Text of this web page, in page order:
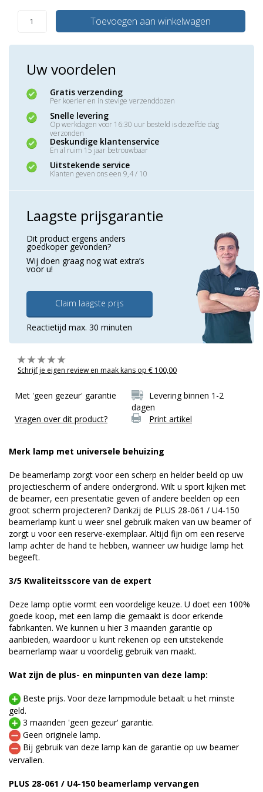
Toevoegen aan winkelwagen
Uw voordelen
Gratis verzending
Per koerier en in stevige verzenddozen
Snelle levering
Op werkdagen voor 16:30 uur besteld is dezelfde dag
verzonden
Deskundige klantenservice
En al ruim 15 jaar betrouwbaar
Uitstekende service
Klanten geven ons een 9,4 / 10
Laagste prijsgarantie
Dit product ergens anders
goedkoper gevonden?
Wij doen graag nog wat extra’s
voor u!
Claim laagste prijs
Reactietijd max. 30 minuten
Schrijf je eigen review en maak kans op € 100,00
Met 'geen gezeur' garantie
Levering binnen 1-2
dagen
Vragen over dit product?
Print artikel
Merk lamp met universele behuizing
De beamerlamp zorgt voor een scherp en helder beeld op uw
projectiescherm of andere ondergrond. Wilt u sport kijken met
de beamer, een presentatie geven of andere beelden op een
groot scherm projecteren? Dankzij de PLUS 28-061 / U4-150
beamerlamp kunt u weer snel gebruik maken van uw beamer of
zorgt u voor een reserve-exemplaar. Altijd fijn om een reserve
lamp achter de hand te hebben, wanneer uw huidige lamp het
begeeft.
3/5 Kwaliteitsscore van de expert
Deze lamp optie vormt een voordelige keuze. U doet een 100%
goede koop, met een lamp die gemaakt is door erkende
fabrikanten. We kunnen u hier 3 maanden garantie op
aanbieden, waardoor u kunt rekenen op een uitstekende
beamerlamp waar u voordelig gebruik van maakt.
Wat zijn de plus- en minpunten van deze lamp:
Beste prijs. Voor deze lampmodule betaalt u het minste
geld.
3 maanden 'geen gezeur' garantie.
Geen originele lamp.
Bij gebruik van deze lamp kan de garantie op uw beamer
vervallen.
PLUS 28-061 / U4-150 beamerlamp vervangen